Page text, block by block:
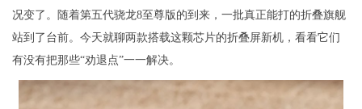
况变了。随着第五代骁龙8至尊版的到来，一批真正能打的折叠旗舰
站到了台前。今天就聊两款搭载这颗芯片的折叠屏新机，看看它们
有没有把那些“劝退点”一一解决。